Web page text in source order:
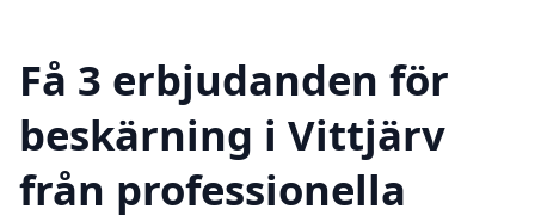
Få 3 erbjudanden för
beskärning i Vittjärv
från professionella